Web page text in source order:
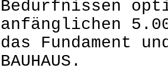
Bedürfnissen
anfänglichen
das Fundament
BAUHAUS.